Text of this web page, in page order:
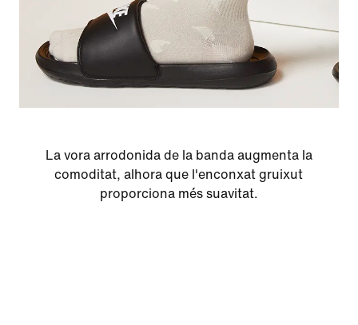
La vora arrodonida de la banda augmenta la
comoditat, alhora que l'enconxat gruixut
proporciona més suavitat.